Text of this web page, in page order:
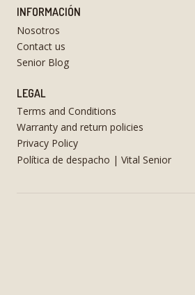
INFORMACIÓN
Nosotros
Contact us
Senior Blog
LEGAL
Terms and Conditions
Warranty and return policies
Privacy Policy
Política de despacho | Vital Senior